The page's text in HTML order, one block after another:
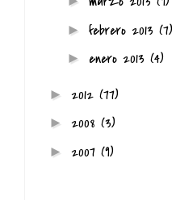
► febrero 2013 (7)
► enero 2013 (4)
► 2012 (77)
► 2008 (3)
► 2007 (9)